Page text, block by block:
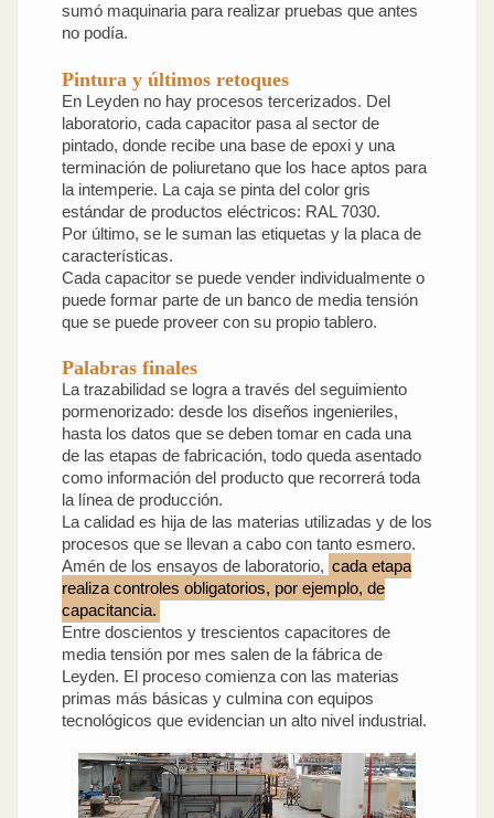
sumó maquinaria para realizar pruebas que antes
no podía.
Pintura y últimos retoques
En Leyden no hay procesos tercerizados. Del
laboratorio, cada capacitor pasa al sector de
pintado, donde recibe una base de epoxi y una
terminación de poliuretano que los hace aptos para
la intemperie. La caja se pinta del color gris
estándar de productos eléctricos: RAL 7030.
Por último, se le suman las etiquetas y la placa de
características.
Cada capacitor se puede vender individualmente o
puede formar parte de un banco de media tensión
que se puede proveer con su propio tablero.
Palabras finales
La trazabilidad se logra a través del seguimiento
pormenorizado: desde los diseños ingenieriles,
hasta los datos que se deben tomar en cada una
de las etapas de fabricación, todo queda asentado
como información del producto que recorrerá toda
la línea de producción.
La calidad es hija de las materias utilizadas y de los
procesos que se llevan a cabo con tanto esmero.
Amén de los ensayos de laboratorio, cada etapa
realiza controles obligatorios, por ejemplo, de
capacitancia.
Entre doscientos y trescientos capacitores de
media tensión por mes salen de la fábrica de
Leyden. El proceso comienza con las materias
primas más básicas y culmina con equipos
tecnológicos que evidencian un alto nivel industrial.